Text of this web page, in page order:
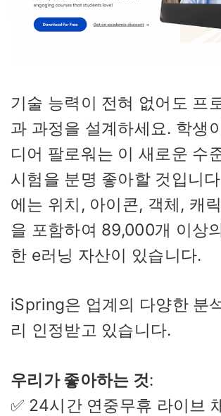
기술 능력이 전혀 없어도 프
과 과정을 설계하세요. 학생
디어 팔로워는 이 새로운 수
시험을 분명 좋아할 것입니
에는 위치, 아이콘, 객체, 캐
을 포함하여 89,000개 이상
한 e러닝 자산이 있습니다.
iSpring은 업계의 다양한 분
리 인정받고 있습니다.
우리가 좋아하는 것:
✅ 24시간 연중무휴 라이브